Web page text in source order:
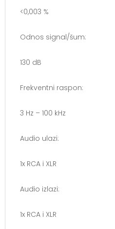
<0,003 %
Odnos signal/šum:
130 dB
Frekventni raspon:
3 Hz – 100 kHz
Audio ulazi:
1x RCA i XLR
Audio izlazi:
1x RCA i XLR